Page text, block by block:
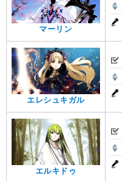
マーリン
エレシュキガル
エルキドゥ